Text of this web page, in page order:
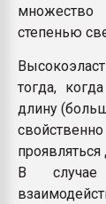
множество
степенью
тогда,
длину
В случае